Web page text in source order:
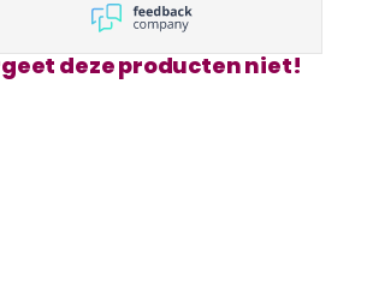
deze producten niet!